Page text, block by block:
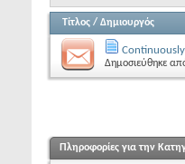
Τίτλος / Δημιουργός
Δημοσιεύθηκε
Πληροφορίες για την